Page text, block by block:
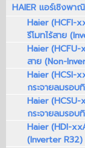
HAIER แอร์เชิงพ
Haier (HCFI-
รีโมทไร้สาย
Haier (HCFU-
สาย (Non-
Haier (HCSI-
กระจายลมรอบ
Haier
กระจายลมรอบ
Haier (HDI-
(Inverter R32)